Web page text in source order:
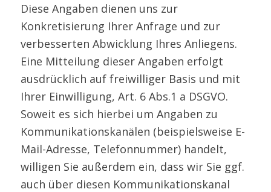
Diese Angaben dienen uns zur
Konkretisierung Ihrer Anfrage und zur
verbesserten Abwicklung Ihres Anliegens.
Eine Mitteilung dieser Angaben erfolgt
ausdrücklich auf freiwilliger Basis und mit
Ihrer Einwilligung, Art. 6 Abs.1 a DSGVO.
Soweit es sich hierbei um Angaben zu
Kommunikationskanälen (beispielsweise E-
Mail-Adresse, Telefonnummer) handelt,
willigen Sie außerdem ein, dass wir Sie ggf.
auch über diesen Kommunikationskanal